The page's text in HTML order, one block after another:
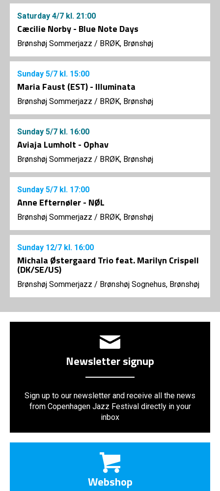
Saturday 4/7 kl. 21:00
Cæcilie Norby - Blue Note Days
Brønshøj Sommerjazz / BRØK, Brønshøj
Sunday 5/7 kl. 15:00
Maria Faust (EST) - Illuminata
Brønshøj Sommerjazz / BRØK, Brønshøj
Sunday 5/7 kl. 16:00
Aviaja Lumholt - Ophav
Brønshøj Sommerjazz / BRØK, Brønshøj
Sunday 5/7 kl. 17:00
Anne Efternøler - NØL
Brønshøj Sommerjazz / BRØK, Brønshøj
Sunday 12/7 kl. 16:00
Michala Østergaard Trio feat. Marilyn Crispell
(DK/SE/US)
Brønshøj Sommerjazz / Brønshøj Sognehus, Brønshøj
Newsletter signup
Sign up to our newsletter and receive all the news
from Copenhagen Jazz Festival directly in your
inbox
Webshop